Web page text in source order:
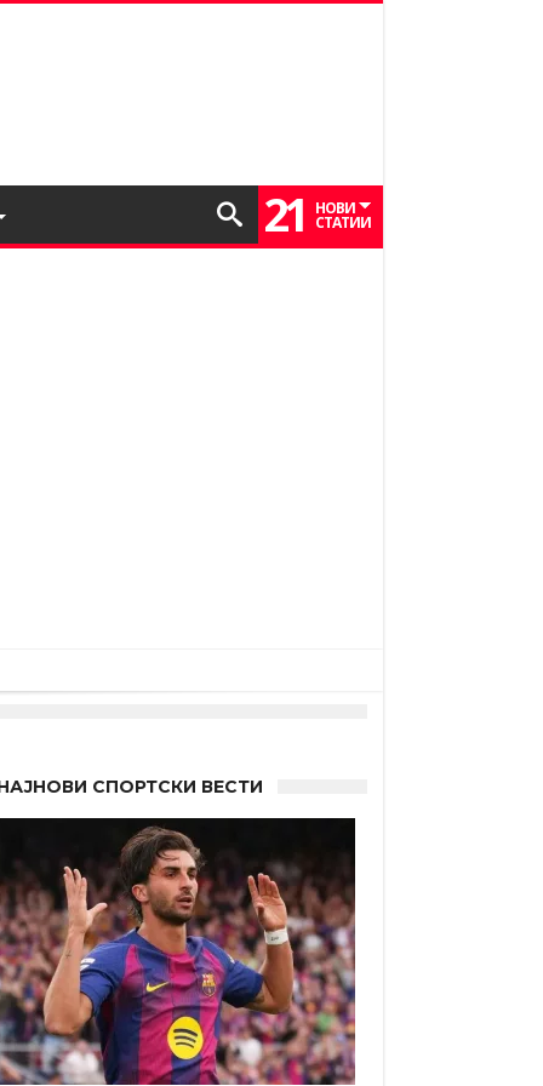
21 НОВИ
СТАТИИ
СПОРТСКИ ВЕСТИ